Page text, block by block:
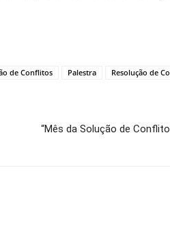
de Conflitos Palestra Resolução de
“Mês da Solução de